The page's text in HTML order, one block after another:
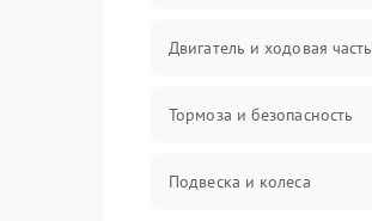
Двигатель и ходовая часть
Тормоза и безопасность
Подвеска и колеса